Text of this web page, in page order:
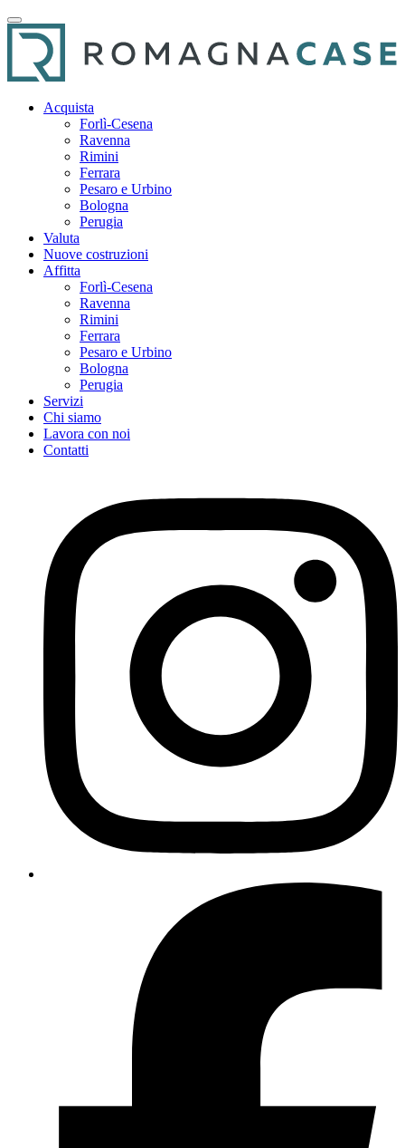
Acquista
Forlì-Cesena
Ravenna
Rimini
Ferrara
Pesaro e Urbino
Bologna
Perugia
Valuta
Nuove costruzioni
Affitta
Forlì-Cesena
Ravenna
Rimini
Ferrara
Pesaro e Urbino
Bologna
Perugia
Servizi
Chi siamo
Lavora con noi
Contatti